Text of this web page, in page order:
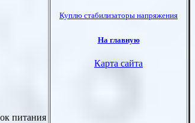
питания